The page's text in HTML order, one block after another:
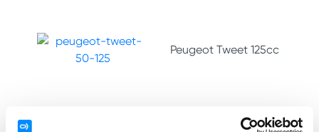
Peugeot Tweet 125cc